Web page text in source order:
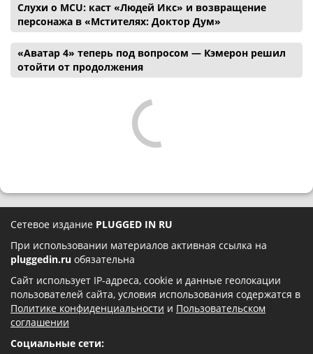
Слухи о MCU: каст «Людей Икс» и возвращение
персонажа в «Мстителях: Доктор Дум»
«Аватар 4» теперь под вопросом — Кэмерон решил
отойти от продолжения
Сетевое издание PLUGGED IN RU
При использовании материалов активная ссылка на
pluggedin.ru обязательна
Сайт использует IP-адреса, cookie и данные геолокации
пользователей сайта, условия использования содержатся в
Политике конфиденциальности и Пользовательском
соглашении
Социальные сети: